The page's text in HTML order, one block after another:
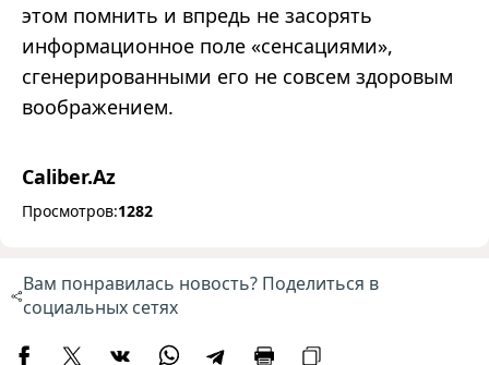
этом помнить и впредь не засорять
информационное поле «сенсациями»,
сгенерированными его не совсем здоровым
воображением.
Caliber.Az
Просмотров:1282
Вам понравилась новость? Поделиться в
социальных сетях